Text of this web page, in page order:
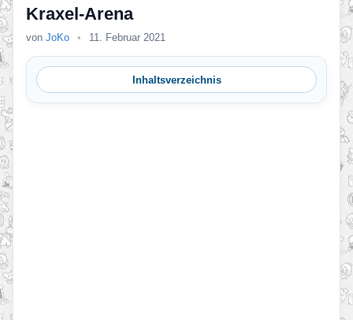
Kraxel-Arena
von JoKo • 11. Februar 2021
Inhaltsverzeichnis